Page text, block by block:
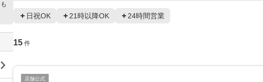
日祝OK 21時以降OK 24時間営業
15 件
店舗公式